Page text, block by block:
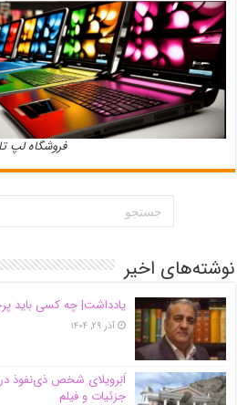
فروشگاه لپ
نوشته‌های اخیر
یادداشت| ‌چه کسی باید
آذر ۲۹, ۱۴۰۴
اَبَر‌ویلای شخص ذی‌نفوذ
جزئیات و فیلم